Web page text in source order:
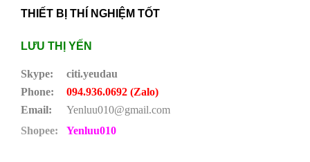
THIẾT BỊ THÍ NGHIỆM TỐT
LƯU THỊ YẾN
Skype:
citi.yeudau
Phone:
094.936.0692 (Zalo)
Email:
Yenluu010@gmail.com
Shopee:
Yenluu010